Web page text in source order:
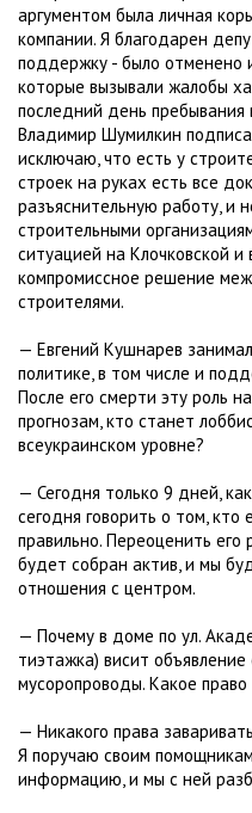
аргументом была личная
компании. Я благодарен
поддержку - было отменено
которые вызывали жалобы
последний день пребывания
Владимир Шумилкин
исключаю, что есть у
строек на руках есть все
разъяснительную работу, и
строительными
ситуацией на Клочковской
компромиссное решение
строителями.
— Евгений Кушнарев
политике, в том числе и
После его смерти эту роль
прогнозам, кто станет
всеукраинском уровне?
— Сегодня только 9 дней,
сегодня говорить о том, кто
правильно. Переоценить
будет собран актив, и мы
отношения с центром.
— Почему в доме по ул.
тиэтажка) висит
мусоропроводы. Какое
— Никакого права
Я поручаю своим
информацию, и мы с ней